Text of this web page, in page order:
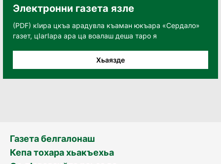
Электронни газета язле
(PDF) кӀира цкъа арадувла къаман юкъара «Сердало»
газет, цӀагӀара ара ца воалаш деша таро я
Хьаязде
Газета белгалонаш
Кепа тохара хьакъехьа